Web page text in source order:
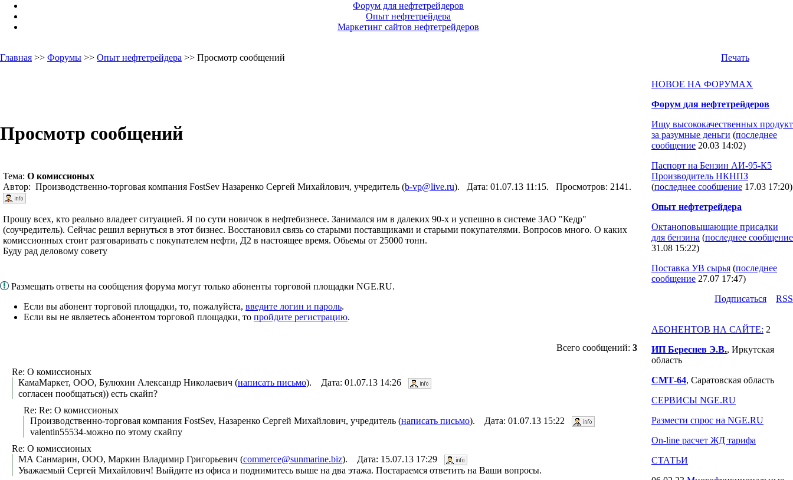
Форум для нефтетрейдеров
Опыт нефтетрейдера
Маркетинг сайтов нефтетрейдеров
Главная >> Форумы >> Опыт нефтетрейдера >> Просмотр сообщений Печать
Просмотр сообщений
Тема: О комиссионых
Автор: Производственно-торговая компания FostSev Назаренко Сергей Михайлович, учредитель (b-vp@live.ru). Дата: 01.07.13 11:15. Просмотров: 2141.
Прошу всех, кто реально владеет ситуацией. Я по сути новичок в нефтебизнесе. Занимался им в далеких 90-х и успешно в системе ЗАО "Кедр"
(соучредитель). Сейчас решил вернуться в этот бизнес. Восстановил связь со старыми поставщиками и старыми покупателями. Вопросов много. О каких
комиссионных стоит разговаривать с покупателем нефти, Д2 в настоящее время. Обьемы от 25000 тонн.
Буду рад деловому совету
Размещать ответы на сообщения форума могут только абоненты торговой площадки NGE.RU.
Если вы абонент торговой площадки, то, пожалуйста, введите логин и пароль.
Если вы не являетесь абонентом торговой площадки, то пройдите регистрацию.
Всего сообщений: 3
Re: О комиссионых
КамаМаркет, ООО, Булюхин Александр Николаевич (написать письмо). Дата: 01.07.13 14:26
согласен пообщаться)) есть скайп?
Re: Re: О комиссионых
Производственно-торговая компания FostSev, Назаренко Сергей Михайлович, учредитель (написать письмо). Дата: 01.07.13 15:22
valentin55534-можно по этому скайпу
Re: О комиссионых
МА Санмарин, ООО, Маркин Владимир Григорьевич (commerce@sunmarine.biz). Дата: 15.07.13 17:29
Уважаемый Сергей Михайлович! Выйдите из офиса и поднимитесь выше на два этажа. Постараемся ответить на Ваши вопросы.
НОВОЕ НА ФОРУМАХ
Форум для нефтетрейдеров
Ищу высококачественных продукт
за разумные деньги (последнее
сообщение 20.03 14:02)
Паспорт на Бензин АИ-95-К5
Производитель НКНПЗ
(последнее сообщение 17.03 17:20)
Опыт нефтетрейдера
Октаноповышающие присадки
для бензина (последнее сообщение
31.08 15:22)
Поставка УВ сырья (последнее
сообщение 27.07 17:47)
Подпиcаться
RSS
АБОНЕНТОВ НА САЙТЕ: 2
ИП Береснев Э.В., Иркутская
область
СМТ-64, Саратовская область
СЕРВИСЫ NGE.RU
Размести спрос на NGE.RU
On-line расчет ЖД тарифа
СТАТЬИ